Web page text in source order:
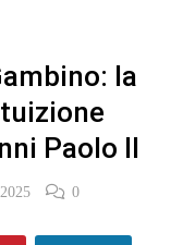
la
Paolo II
0